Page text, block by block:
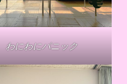
わにわにパニック